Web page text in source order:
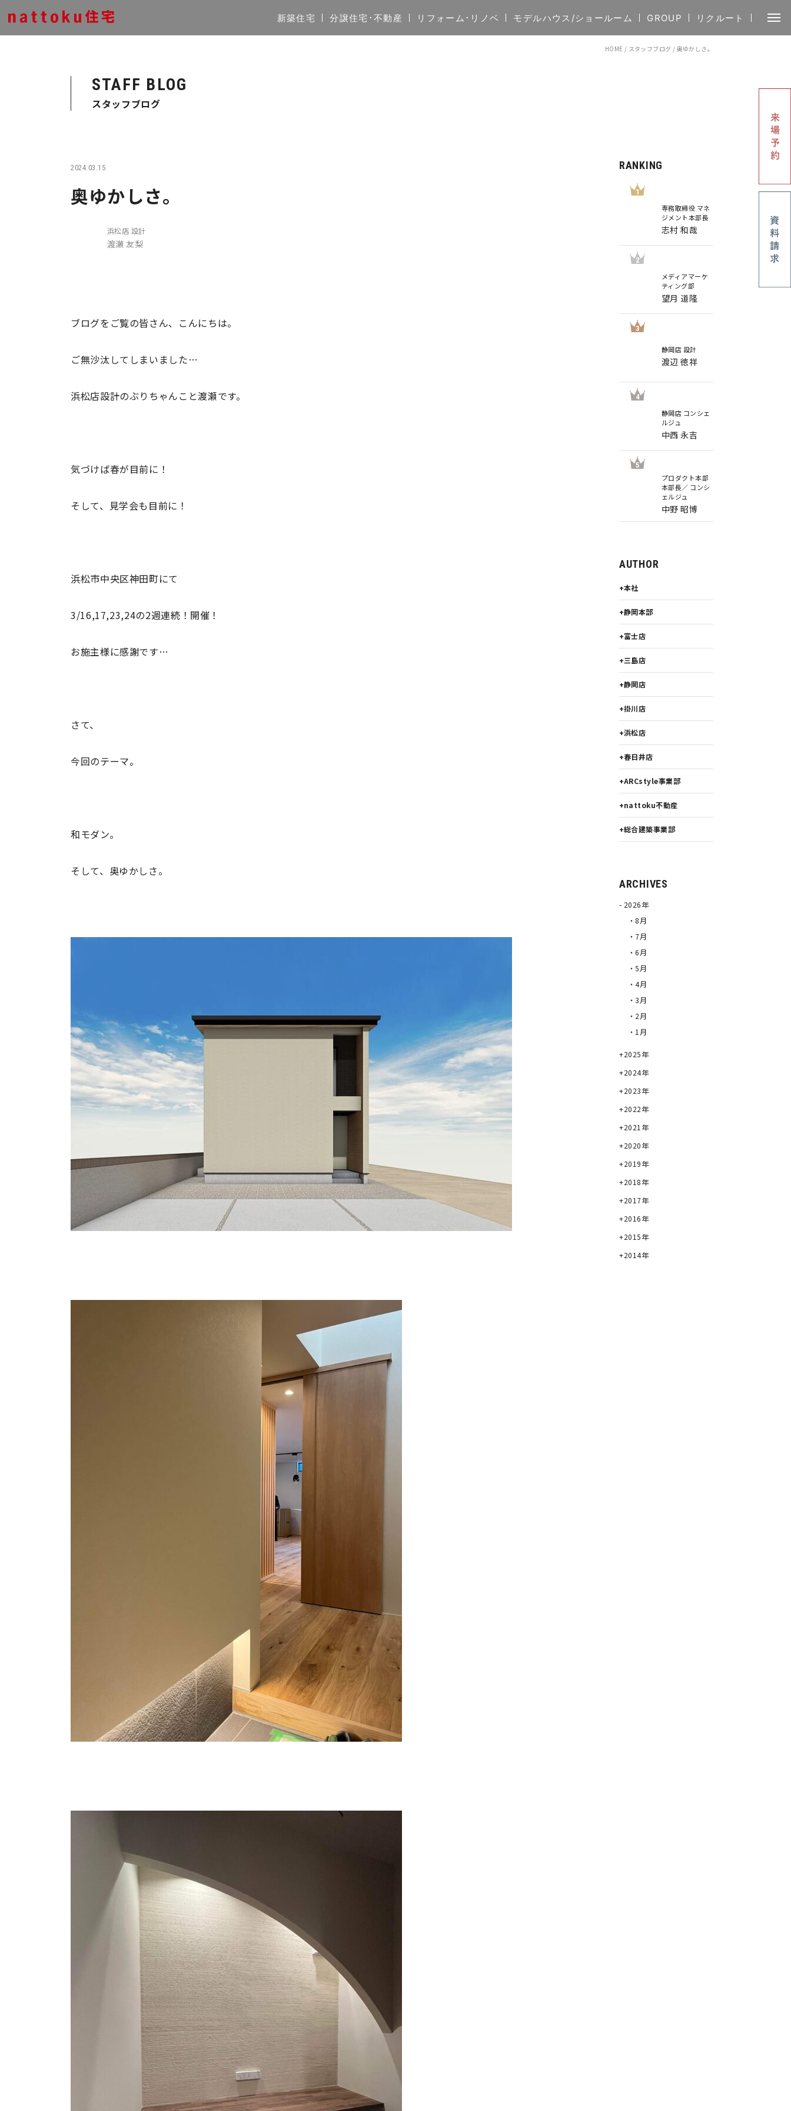
新築住宅 分譲住宅･不動産 リフォーム･リノベ モデルハウス/ショールーム GROUP リクルート
HOME / スタッフブログ / 奥ゆかしさ。
STAFF BLOG
スタッフブログ
2024.03.15
奥ゆかしさ。
浜松店 設計
渡瀬 友梨
ブログをご覧の皆さん、こんにちは。
ご無沙汰してしまいました…
浜松店設計のぶりちゃんこと渡瀬です。
気づけば春が目前に！
そして、見学会も目前に！
浜松市中央区神田町にて
3/16,17,23,24の2週連続！開催！
お施主様に感謝です…
さて、
今回のテーマ。
和モダン。
そして、奥ゆかしさ。
RANKING
1
専務取締役 マネ
ジメント本部長
志村 和哉
2
メディアマーケ
ティング部
望月 道隆
3
静岡店 設計
渡辺 徳祥
4
静岡店 コンシェ
ルジュ
中西 永吉
5
プロダクト本部
本部長／ コンシ
ェルジュ
中野 昭博
AUTHOR
本社
静岡本部
富士店
三島店
静岡店
掛川店
浜松店
春日井店
ARCstyle事業部
nattoku不動産
総合建築事業部
ARCHIVES
2026年
・8月
・7月
・6月
・5月
・4月
・3月
・2月
・1月
2025年
2024年
2023年
2022年
2021年
2020年
2019年
2018年
2017年
2016年
2015年
2014年